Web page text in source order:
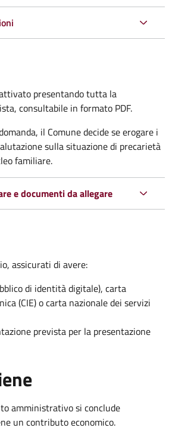
presentando tutta la
consultabile in formato PDF.
il Comune decide se erogare i
sulla situazione di precarietà
familiare.
e documenti da allegare
assicurati di avere:
di identità digitale), carta
(CIE) o carta nazionale dei servizi
prevista per la presentazione
amministrativo si conclude
un contributo economico.